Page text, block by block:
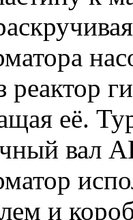
реактор
её.
вал
и